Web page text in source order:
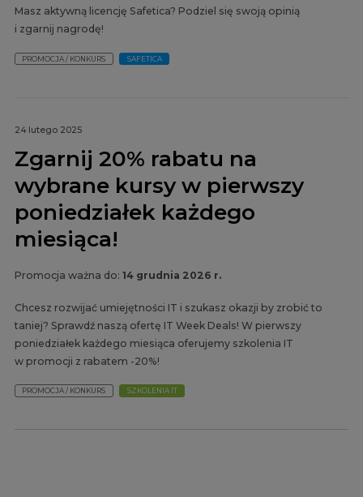
Masz aktywną licencję Safetica? Podziel się swoją opinią
i zgarnij nagrodę!
PROMOCJA / KONKURS SAFETICA
24 lutego 2025
Zgarnij 20% rabatu na
wybrane kursy w pierwszy
poniedziałek każdego
miesiąca!
Promocja ważna do: 14 grudnia 2026 r.
Chcesz rozwijać umiejętności IT i szukasz okazji by zrobić to
taniej? Sprawdź naszą ofertę IT Week Deals! W pierwszy
poniedziałek każdego miesiąca oferujemy szkolenia IT
w promocji z rabatem -20%!
PROMOCJA / KONKURS SZKOLENIA IT